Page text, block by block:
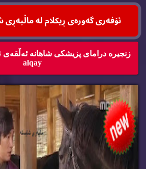
ئۆفه‌ری گه‌وره‌ی ڕیكلام له‌
alqay